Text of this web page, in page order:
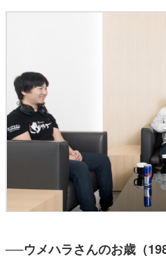
──ウメハラさんのお歳（